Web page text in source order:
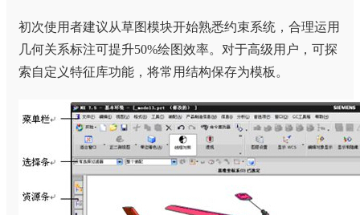
初次使用者建议从草图模块开始熟悉约束系统，合理运用
几何关系标注可提升50%绘图效率。对于高级用户，可探
索自定义特征库功能，将常用结构保存为模板。